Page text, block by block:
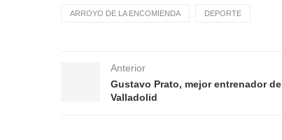
ARROYO DE LA ENCOMIENDA DEPORTE
Anterior
Gustavo Prato, mejor entrenador de
Valladolid